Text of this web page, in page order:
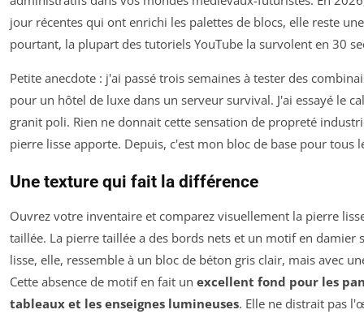
jour récentes qui ont enrichi les palettes de blocs, elle reste
pourtant, la plupart des tutoriels YouTube la survolent en 30
Petite anecdote : j'ai passé trois semaines à tester des
pour un hôtel de luxe dans un serveur survival. J'ai essayé le
granit poli. Rien ne donnait cette sensation de propreté
pierre lisse apporte. Depuis, c'est mon bloc de base pour tous
Une texture qui fait la différence
Ouvrez votre inventaire et comparez visuellement la pierre
taillée. La pierre taillée a des bords nets et un motif en damier
lisse, elle, ressemble à un bloc de béton gris clair, mais avec
Cette absence de motif en fait un excellent fond pour les
tableaux et les enseignes lumineuses. Elle ne distrait pas